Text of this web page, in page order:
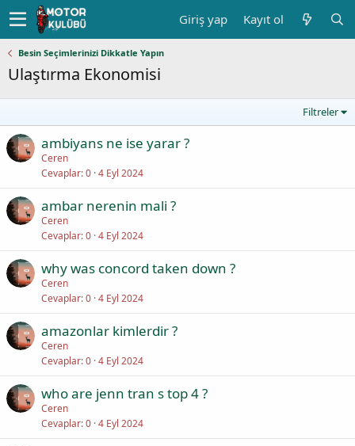
Giriş yap Kayıt ol
Besin Seçimlerinizi Dikkatle Yapın
Ulaştırma Ekonomisi
Filtreler
ambiyans ne ise yarar ?
Ceren
Cevaplar 0 4 Eyl 2024
ambar nerenin mali ?
Ceren
Cevaplar 0 4 Eyl 2024
why was concord taken down ?
Ceren
Cevaplar 0 4 Eyl 2024
amazonlar kimlerdir ?
Ceren
Cevaplar 0 4 Eyl 2024
who are jenn tran s top 4 ?
Ceren
Cevaplar 0 4 Eyl 2024